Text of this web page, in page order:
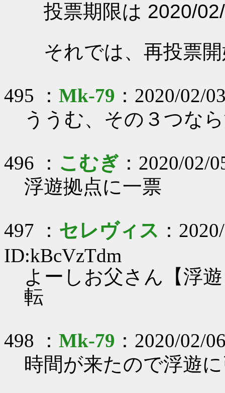
投票期限は 2020/
それでは、再投票開
495 ： Mk-79 ：2020/02/
ううむ、その３つな
496 ： こむぎ ：2020/02/
浮遊拠点に一票
497 ： セレヴィス ：
ID:kBcVzTdm
よーしお父さん【浮
転
498 ： Mk-79 ：2020/02/
時間が来たので浮遊